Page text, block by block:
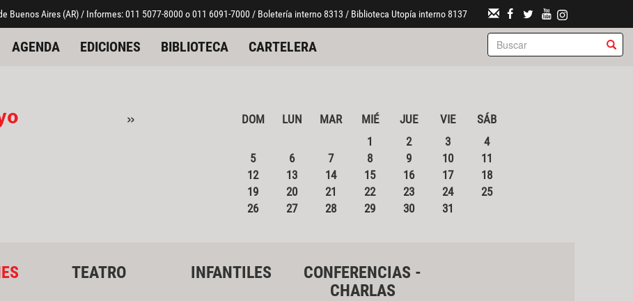
Buenos Aires (AR) / Informes: 011 5077-8000 o 011 6091-7000 / Boletería interno 8313 / Biblioteca Utopía interno 8137
AGENDA EDICIONES BIBLIOTECA CARTELERA
» DOM LUN MAR MIÉ JUE VIE
SÁB
1
2 3
4
5
6 7 8 9 10
11
12
13 14 15 16 17
18
19
20 21 22 23 24
25
26
27 28 29 30 31
TEATRO INFANTILES
CONFERENCIAS -
CHARLAS